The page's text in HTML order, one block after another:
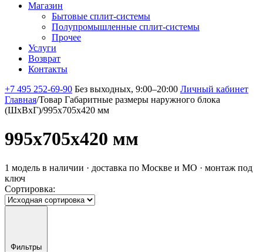
Магазин
Бытовые сплит-системы
Полупромышленные сплит-системы
Прочее
Услуги
Возврат
Контакты
+7 495 252-69-90 Без выходных, 9:00–20:00 Личный кабинет
Главная/Товар Габаритные размеры наружного блока
(ШxВxГ)/995x705x420 мм
995x705x420 мм
1 модель в наличии · доставка по Москве и МО · монтаж под
ключ
Сортировка:
Фильтры